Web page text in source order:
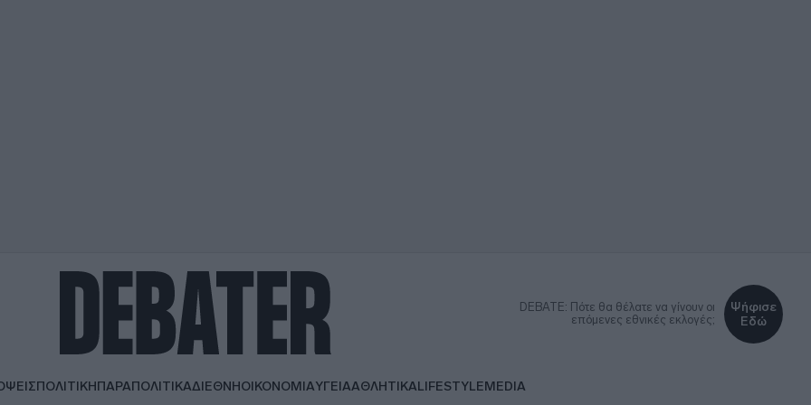
DEBATE: Πότε θα θέλατε να γίνουν οι
επόμενες εθνικές εκλογές;
Ψήφισε
Εδώ
ΠΟΛΙΤΙΚΗΠΑΡΑΠΟΛΙΤΙΚΑΔΙΕΘΝΗΟΙΚΟΝΟΜΙΑΥΓΕΙΑΑΘΛΗΤΙΚΑLIFESTYLEMEDIA